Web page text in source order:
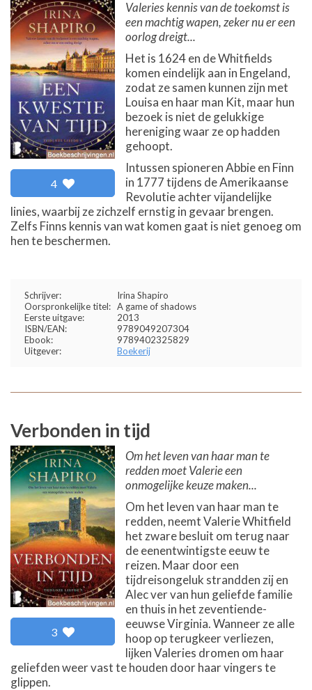
4
Valeries kennis van de toekomst is
een machtig wapen, zeker nu er een
oorlog dreigt...
Het is 1624 en de Whitfields
komen eindelijk aan in Engeland,
zodat ze samen kunnen zijn met
Louisa en haar man Kit, maar hun
bezoek is niet de gelukkige
hereniging waar ze op hadden
gehoopt.
Intussen spioneren Abbie en Finn
in 1777 tijdens de Amerikaanse
Revolutie achter vijandelijke
linies, waarbij ze zichzelf ernstig in gevaar brengen.
Zelfs Finns kennis van wat komen gaat is niet genoeg om
hen te beschermen.
Schrijver:
Irina Shapiro
Oorspronkelijke titel: A game of shadows
Eerste uitgave:
2013
ISBN/EAN:
9789049207304
Ebook:
9789402325829
Uitgever:
Boekerij
Verbonden in tijd
3
Om het leven van haar man te
redden moet Valerie een
onmogelijke keuze maken...
Om het leven van haar man te
redden, neemt Valerie Whitfield
het zware besluit om terug naar
de eenentwintigste eeuw te
reizen. Maar door een
tijdreisongeluk strandden zij en
Alec ver van hun geliefde familie
en thuis in het zeventiende-
eeuwse Virginia. Wanneer ze alle
hoop op terugkeer verliezen,
lijken Valeries dromen om haar
geliefden weer vast te houden door haar vingers te
glippen.